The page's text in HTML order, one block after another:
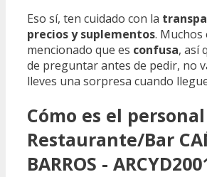
Eso sí, ten cuidado con la
precios y suplementos. Muchos
mencionado que es confusa, así
de preguntar antes de pedir, no
lleves una sorpresa cuando
Cómo es el
Restaurante/Bar
BARROS -